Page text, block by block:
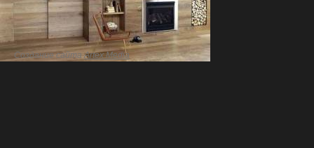
Создание сайта Artex Media